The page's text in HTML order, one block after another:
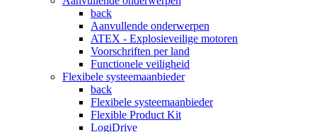
back
Aanvullende onderwerpen
ATEX - Explosieveilige motoren
Voorschriften per land
Functionele veiligheid
Flexibele systeemaanbieder
back
Flexibele systeemaanbieder
Flexible Product Kit
LogiDrive